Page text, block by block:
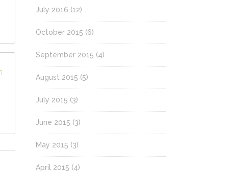
July 2016 (12)
October 2015 (6)
September 2015 (4)
August 2015 (5)
July 2015 (3)
June 2015 (3)
May 2015 (3)
April 2015 (4)